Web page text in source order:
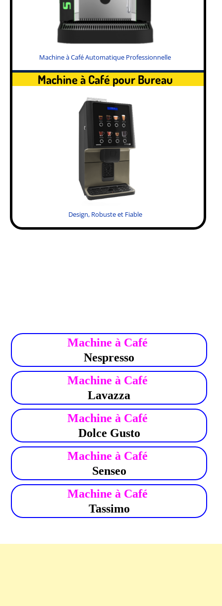
Machine à Café Automatique Professionnelle
Machine à Café pour Bureau
Design, Robuste et Fiable
Machine à Café
Nespresso
Machine à Café
Lavazza
Machine à Café
Dolce Gusto
Machine à Café
Senseo
Machine à Café
Tassimo